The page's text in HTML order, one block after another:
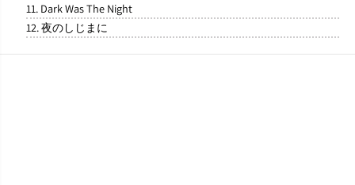
11. Dark Was The Night
12. 夜のしじまに